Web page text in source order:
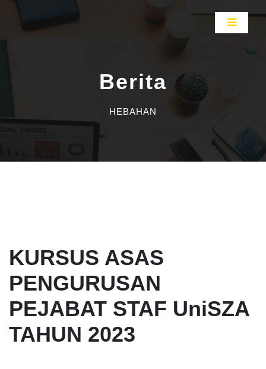
Berita
HEBAHAN
KURSUS ASAS
PENGURUSAN
PEJABAT STAF UniSZA
TAHUN 2023